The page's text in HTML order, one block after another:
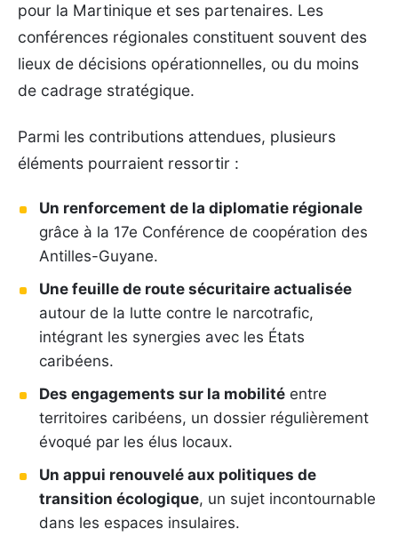
pour la Martinique et ses partenaires. Les
conférences régionales constituent souvent des
lieux de décisions opérationnelles, ou du moins
de cadrage stratégique.
Parmi les contributions attendues, plusieurs
éléments pourraient ressortir :
Un renforcement de la diplomatie régionale
grâce à la 17e Conférence de coopération des
Antilles-Guyane.
Une feuille de route sécuritaire actualisée
autour de la lutte contre le narcotrafic,
intégrant les synergies avec les États
caribéens.
Des engagements sur la mobilité entre
territoires caribéens, un dossier régulièrement
évoqué par les élus locaux.
Un appui renouvelé aux politiques de
transition écologique, un sujet incontournable
dans les espaces insulaires.